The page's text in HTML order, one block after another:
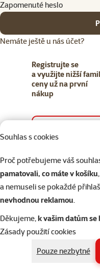
Souhlas s cookies
Proč potřebujeme váš
pamatovali, co máte v košíku
a nemuseli se pokaždé
nevhodnou reklamou.
Děkujeme,k vašim datům
Zásady použití cookies
Pouze nezbytné
Zapomenuté heslo
Nemáte ještě u nás účet?
Registrujte se
a využijte nižší
ceny už na první
nákup
Napište nám
eshop@superzoo.cz
Online chat